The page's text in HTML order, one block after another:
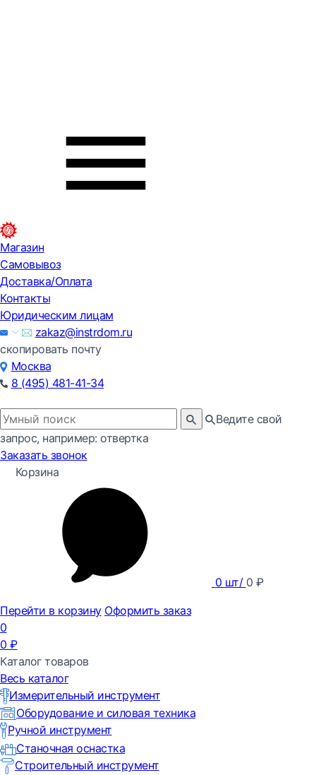
Магазин
Самовывоз
Доставка/Оплата
Контакты
Юридическим лицам
zakaz@instrdom.ru
скопировать почту
Москва
8 (495) 481-41-34
Ведите свой
запрос, например: отвертка
Заказать звонок
Корзина
0 шт/ 0 ₽
Перейти в корзину Оформить заказ
0
0 ₽
Каталог товаров
Весь каталог
Измерительный инструмент
Оборудование и силовая техника
Ручной инструмент
Станочная оснастка
Строительный инструмент